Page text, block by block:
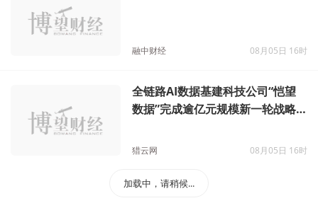
融中财经 08月05日 16时
全链路AI数据基建科技公司“恺望
数据”完成逾亿元规模新一轮战略
猎云网 08月05日 16时
加载中，请稍候...